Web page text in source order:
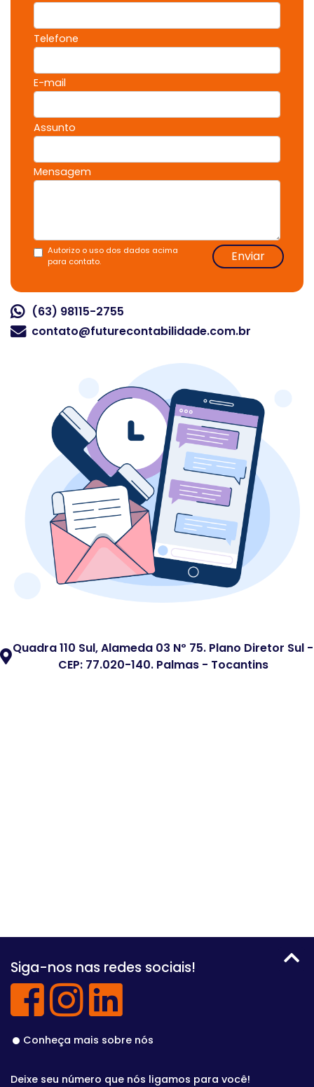
Telefone
E-mail
Assunto
Mensagem
Autorizo o uso dos dados acima
para contato.
Enviar
(63) 98115-2755
contato@futurecontabilidade.com.br
Quadra 110 Sul, Alameda 03 Nº 75. Plano Diretor Sul -
CEP: 77.020-140. Palmas - Tocantins
Siga-nos nas redes sociais!
Conheça mais sobre nós
Deixe seu número que nós ligamos para você!